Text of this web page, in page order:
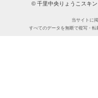
© 千里中央りょうこスキ
当サイトに
すべてのデータを無断で複写・転